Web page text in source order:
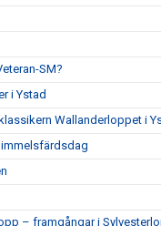
SM?
i Ystad
Wallanderloppet i
– framgångar i